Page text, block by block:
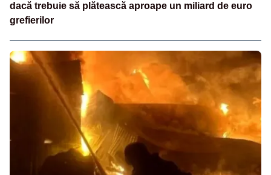
dacă trebuie să plătească aproape un miliard de euro
grefierilor